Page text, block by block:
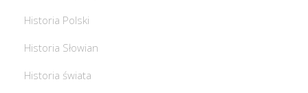
Historia Polski
Historia Słowian
Historia świata